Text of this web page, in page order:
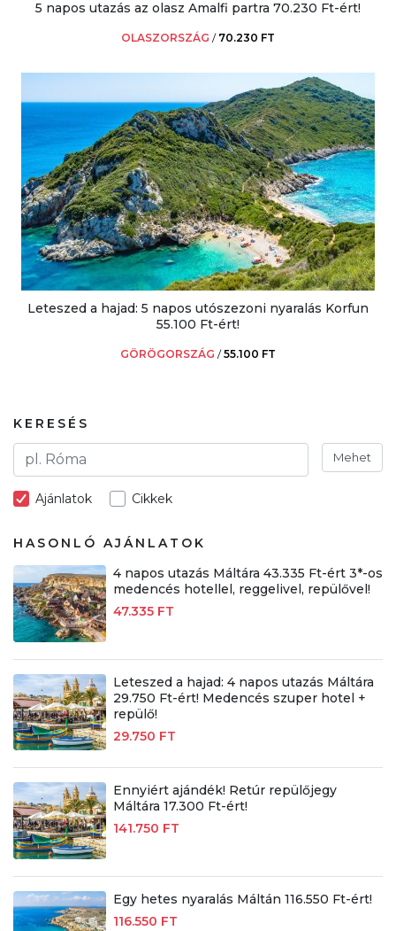
5 napos utazás az olasz Amalfi partra 70.230 Ft-ért!
OLASZORSZÁG / 70.230 FT
Leteszed a hajad: 5 napos utószezoni nyaralás Korfun
55.100 Ft-ért!
GÖRÖGORSZÁG /55.100 FT
KERESÉS
Mehet
Ajánlatok Cikkek
HASONLÓ AJÁNLATOK
4 napos utazás Máltára 43.335 Ft-ért 3*-os
medencés hotellel, reggelivel, repülővel!
47.335 FT
Leteszed a hajad: 4 napos utazás Máltára
29.750 Ft-ért! Medencés szuper hotel +
repülő!
29.750 FT
Ennyiért ajándék! Retúr repülőjegy
Máltára 17.300 Ft-ért!
141.750 FT
Egy hetes nyaralás Máltán 116.550 Ft-ért!
116.550 FT